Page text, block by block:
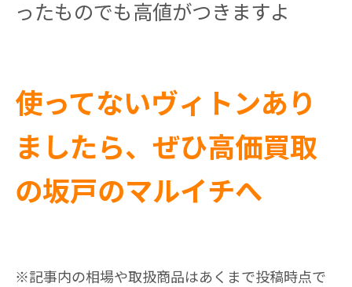
ったものでも高値がつきますよ
使ってないヴィトンあり
ましたら、ぜひ高価買取
の坂戸のマルイチへ
※記事内の相場や取扱商品はあくまで投稿時点で